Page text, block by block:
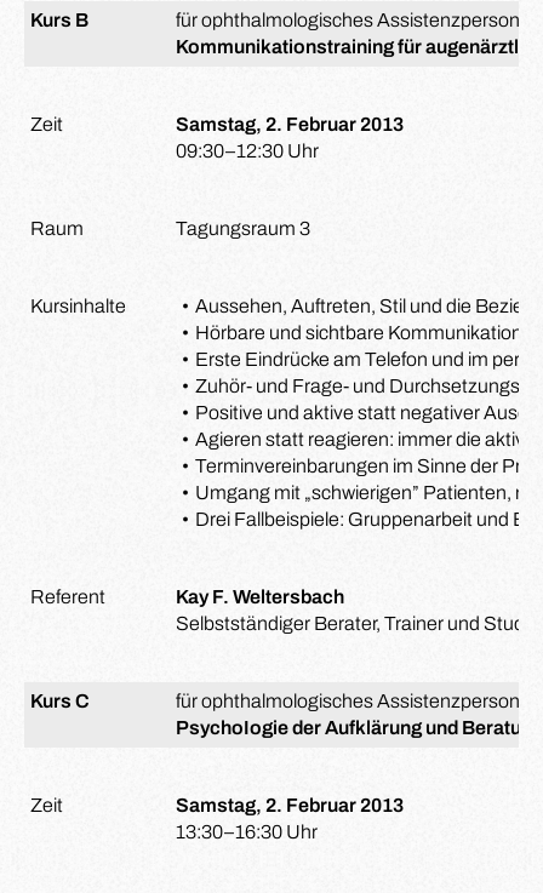
Kurs B
für ophthalmologisches Assistenzpersonal:
Kommunikationstraining für
Zeit
Samstag, 2. Februar 2013
09:30–12:30 Uhr
Raum Tagungsraum 3
Kursinhalte
Aussehen, Auftreten, Stil und die
Hörbare und sichtbare
Erste Eindrücke am Telefon und im
Zuhör- und Frage- und
Positive und aktive statt negativer
Agieren statt reagieren: immer die
Terminvereinbarungen im Sinne der
Umgang mit „schwierigen” Patienten,
Drei Fallbeispiele: Gruppenarbeit und
Referent
Kay F. Weltersbach
Selbstständiger Berater, Trainer und
Kurs C
für ophthalmologisches Assistenzpersonal:
PsychoIogie der Aufklärung und
Zeit
Samstag, 2. Februar 2013
13:30–16:30 Uhr